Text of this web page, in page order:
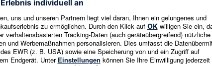
aktuelle Trends,
Dankeschön
ist jederzeit in
E-Mail-Adresse eingeben
Es gelten die Datenschutzrichtlinienund die